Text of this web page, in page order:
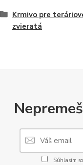
Krmivo pre
zvieratá
Súhlasím so